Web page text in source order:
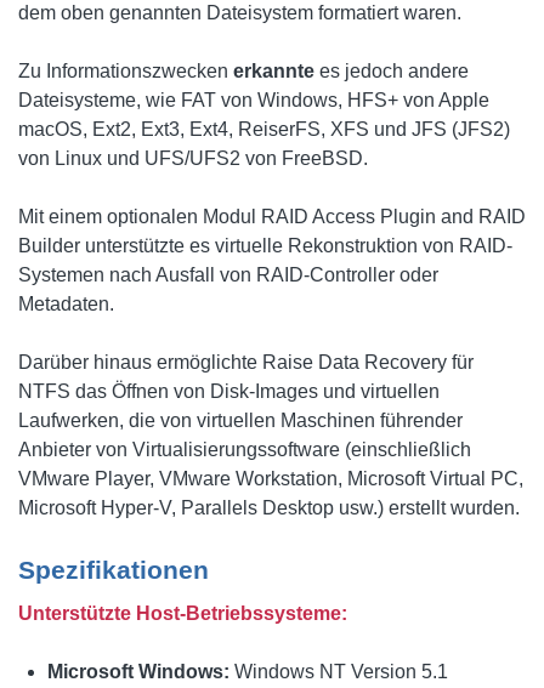
dem oben genannten Dateisystem formatiert waren.
Zu Informationszwecken erkannte es jedoch andere
Dateisysteme, wie FAT von Windows, HFS+ von Apple
macOS, Ext2, Ext3, Ext4, ReiserFS, XFS und JFS (JFS2)
von Linux und UFS/UFS2 von FreeBSD.
Mit einem optionalen Modul RAID Access Plugin and RAID
Builder unterstützte es virtuelle Rekonstruktion von RAID-
Systemen nach Ausfall von RAID-Controller oder
Metadaten.
Darüber hinaus ermöglichte Raise Data Recovery für
NTFS das Öffnen von Disk-Images und virtuellen
Laufwerken, die von virtuellen Maschinen führender
Anbieter von Virtualisierungssoftware (einschließlich
VMware Player, VMware Workstation, Microsoft Virtual PC,
Microsoft Hyper-V, Parallels Desktop usw.) erstellt wurden.
Spezifikationen
Unterstützte Host-Betriebssysteme:
Microsoft Windows: Windows NT Version 5.1